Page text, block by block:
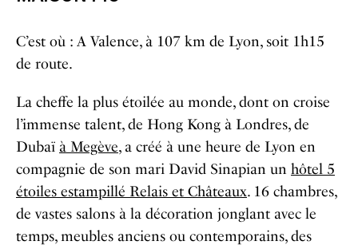
C’est où : A Valence, à 107 km de Lyon, soit 1h15
de route.
La cheffe la plus étoilée au monde, dont on croise
l’immense talent, de Hong Kong à Londres, de
Dubaï à Megève, a créé à une heure de Lyon en
compagnie de son mari David Sinapian un hôtel 5
étoiles estampillé Relais et Châteaux. 16 chambres,
de vastes salons à la décoration jonglant avec le
temps, meubles anciens ou contemporains, des